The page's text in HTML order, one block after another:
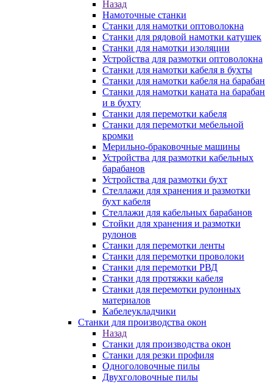
Назад
Намоточные станки
Станки для намотки оптоволокна
Станки для рядовой намотки катушек
Станки для намотки изоляции
Устройства для размотки оптоволокна
Станки для намотки кабеля в бухты
Станки для намотки кабеля на барабан
Станки для намотки каната на барабан
и в бухту
Станки для перемотки кабеля
Станки для перемотки мебельной
кромки
Мерильно-браковочные машины
Устройства для размотки кабельных
барабанов
Устройства для размотки бухт
Стеллажи для хранения и размотки
бухт кабеля
Стеллажи для кабельных барабанов
Стойки для хранения и размотки
рулонов
Станки для перемотки ленты
Станки для перемотки проволоки
Станки для перемотки РВД
Станки для протяжки кабеля
Станки для перемотки рулонных
материалов
Кабелеукладчики
Станки для производства окон
Назад
Станки для производства окон
Станки для резки профиля
Одноголовочные пилы
Двухголовочные пилы